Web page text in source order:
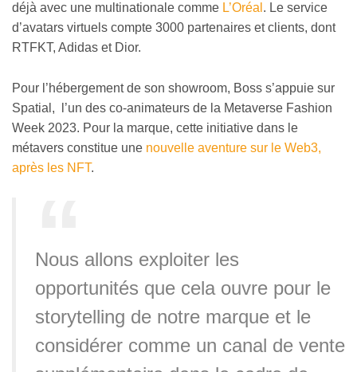
déjà avec une multinationale comme L’Oréal . Le service
d’avatars virtuels compte 3000 partenaires et clients, dont
RTFKT, Adidas et Dior.
Pour l’hébergement de son showroom, Boss s’appuie sur
Spatial, l’un des co-animateurs de la Metaverse Fashion
Week 2023. Pour la marque, cette initiative dans le
métavers constitue une nouvelle aventure sur le Web3,
après les NFT.
Nous allons exploiter les
opportunités que cela ouvre pour le
storytelling de notre marque et le
considérer comme un canal de vente